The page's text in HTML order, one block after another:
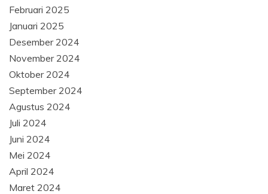
Februari 2025
Januari 2025
Desember 2024
November 2024
Oktober 2024
September 2024
Agustus 2024
Juli 2024
Juni 2024
Mei 2024
April 2024
Maret 2024